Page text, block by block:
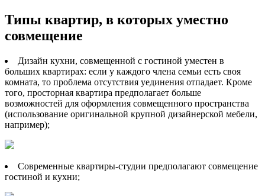
Типы квартир, в которых уместно
совмещение
Дизайн кухни, совмещенной с гостиной уместен в
больших квартирах: если у каждого члена семьи есть своя
комната, то проблема отсутствия уединения отпадает. Кроме
того, просторная квартира предполагает больше
возможностей для оформления совмещенного пространства
(использование оригинальной крупной дизайнерской мебели,
например);
Современные квартиры-студии предполагают совмещение
гостиной и кухни;